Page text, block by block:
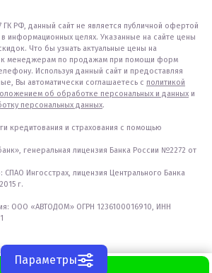
ГК РФ, данный сайт не является публичной офертой
информационных целях. Указанные на сайте цены
Что бы узнать актуальные цены на
к менеджерам по продажам при помощи форм
Используя данный сайт и предоставляя
Вы автоматически соглашаетесь с политикой
об обработке персональных и данных и
персональных данных.
кредитования и страхования с помощью
генеральная лицензия Банка России №2272 от
СПАО Ингосстрах, лицензия Центрального Банка
г.
ООО «АВТОДОМ» ОГРН 1236100016910, ИНН
Параметры
WhatsApp